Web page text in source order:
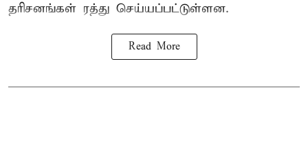
தரிசனங்கள் ரத்து செய்யப்பட்டுள்ளன.
Read More